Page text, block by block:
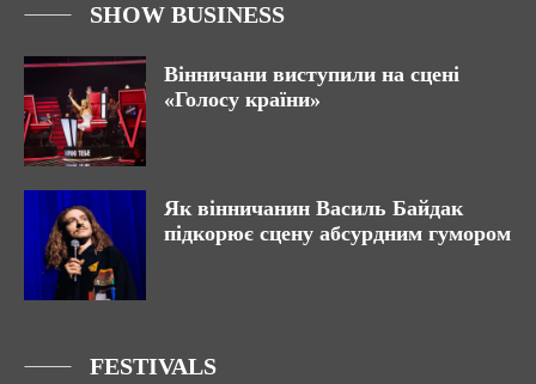
SHOW BUSINESS
Вінничани виступили на сцені
«Голосу країни»
Як вінничанин Василь Байдак
підкорює сцену абсурдним гумором
FESTIVALS